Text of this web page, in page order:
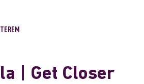
| Get Closer